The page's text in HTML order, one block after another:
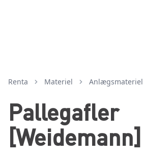
Renta Materiel anlægsmateriel
Pallegafler
[Weidemann]